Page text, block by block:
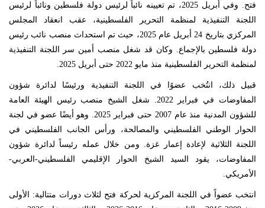
فتح. وفي أبريل 2025، تم تعيينه نائباً لرئيس دولة فلسطين ونائباً لرئيس
اللجنة التنفيذية لمنظمة التحرير الفلسطينية، عقب انعقاد المجلس
المركزي بتاريخ 24 أبريل عام 2025، حيث تم استحداث منصب نائب رئيس
دولة فلسطين بالإجماع. وكان قد شغل منصب أمين سر اللجنة التنفيذية
لمنظمة التحرير الفلسطينية منذ مايو 2022 حتى أبريل 2025.
قبيل ذلك، انتُخب عضوًا في اللجنة التنفيذية ورئيسًا لدائرة شؤون
المفاوضات في فبراير 2022. شغل الشيخ منصب رئيس الهيئة العامة
للشؤون المدنية منذ عام 2007 حتى فبراير 2025. وهو أيضًا عضو في لجنة
الحوار الوطني الفلسطيني والمصالحة، ورأس الجانب الفلسطيني في
اللجنة الثلاثية لإعادة إعمار غزة. ومن خلال عمله رئيساً لدائرة شؤون
المفاوضات، يقود السيد الشيخ الحوار الإقليمي الفلسطيني-العربي-
الأمريكي.
انتخب عضواً في اللجنة المركزية لحركة فتح لثلاث دورات متتالية: الأولى